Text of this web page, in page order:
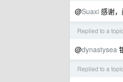
@Suaxi 感谢
Replied to a
@dynastysea
Replied to a